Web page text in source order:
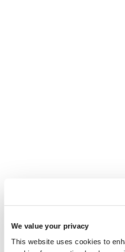
We value your privacy
This website uses cookies to